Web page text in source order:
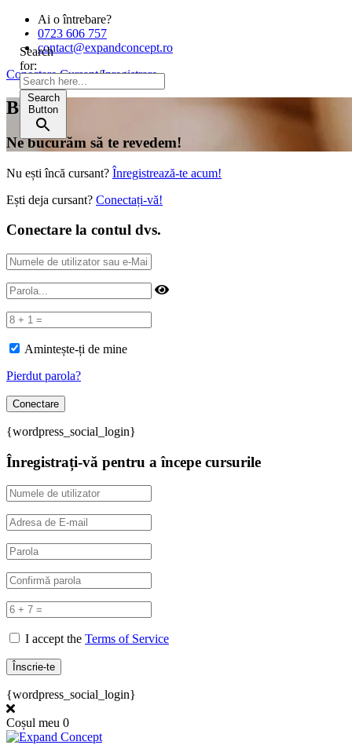
Search
for:
Search
Button
Ai o întrebare?
0723 606 757
contact@expandconcept.ro
Conectare Cursant/Inregistrare
Bună!
Ne bucurăm să te revedem!
Nu ești încă cursant? Înregistrează-te acum!
Ești deja cursant? Conectați-vă!
Conectare la contul dvs.
Amintește-ți de mine
Pierdut parola?
{wordpress_social_login}
Înregistrați-vă pentru a începe cursurile
I accept the Terms of Service
{wordpress_social_login}
Coșul meu 0